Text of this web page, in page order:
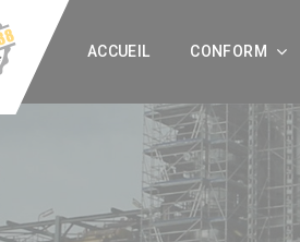
ACCUEIL CONFORM